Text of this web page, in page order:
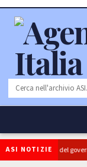
ASI NOTIZIE
"L'Ipocrisia del